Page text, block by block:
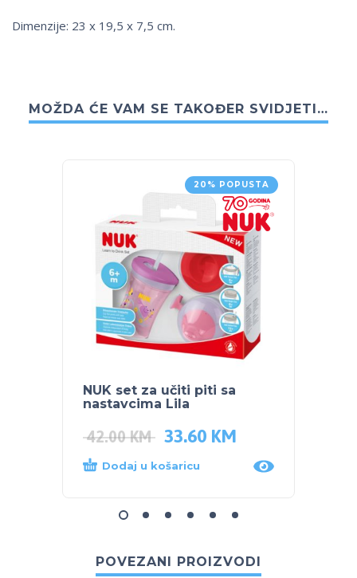
Dimenzije: 23 x 19,5 x 7,5 cm.
MOŽDA ĆE VAM SE TAKOĐER SVIDJETI…
20% POPUSTA
NUK set za učiti piti sa
nastavcima Lila
42.00KM 33.60 KM
Dodaj u košaricu
POVEZANI PROIZVODI